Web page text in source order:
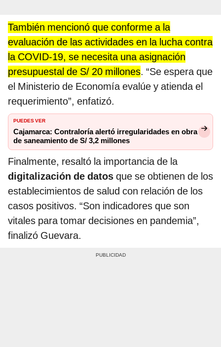
También mencionó que conforme a la
evaluación de las actividades en la lucha contra
la COVID-19, se necesita una asignación
presupuestal de S/ 20 millones. “Se espera que
el Ministerio de Economía evalúe y atienda el
requerimiento”, enfatizó.
PUEDES VER
Cajamarca: Contraloría alertó irregularidades en obra
de saneamiento de S/ 3,2 millones
Finalmente, resaltó la importancia de la
digitalización de datos que se obtienen de los
establecimientos de salud con relación de los
casos positivos. “Son indicadores que son
vitales para tomar decisiones en pandemia”,
finalizó Guevara.